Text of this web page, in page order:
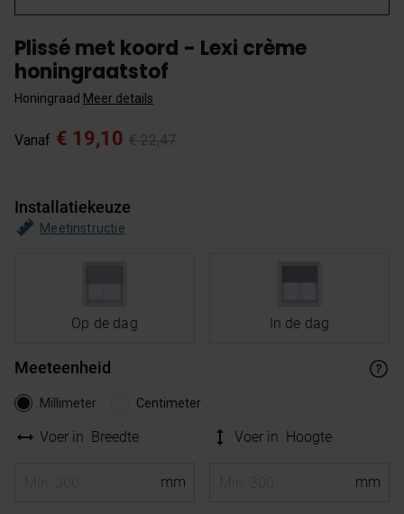
Plissé met koord - Lexi crème
honingraatstof
Honingraad Meer details
Vanaf € 22,47
€ 19,10
Installatiekeuze
Meetinstructie
Op de dag In de dag
Meeteenheid
Millimeter Centimeter
Voer in Breedte Voer in Hoogte